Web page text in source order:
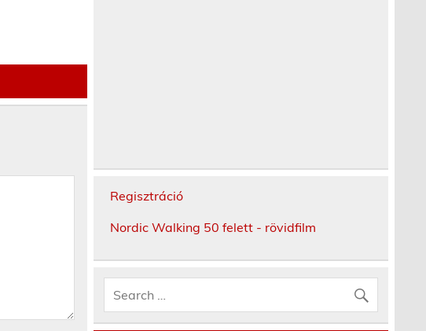
Regisztráció
Nordic Walking 50 felett - rövidfilm